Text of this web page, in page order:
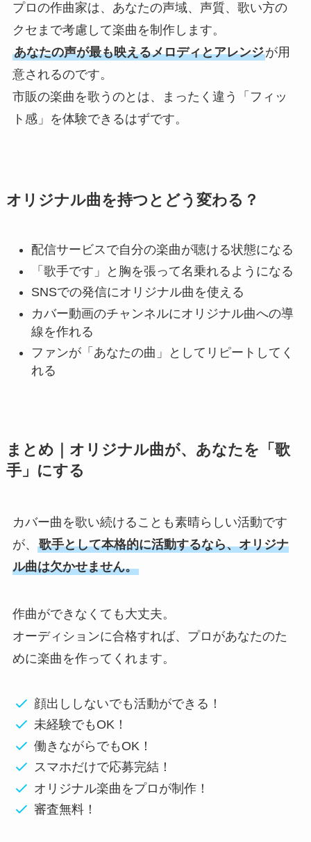
VIDEO
NEWS
CONTACT
プロの作曲家は、あなたの声域、声質、歌い方の
クセまで考慮して楽曲を制作します。
あなたの声が最も映えるメロディとアレンジが用
意されるのです。
市販の楽曲を歌うのとは、まったく違う「フィッ
ト感」を体験できるはずです。
オリジナル曲を持つとどう変わる？
配信サービスで自分の楽曲が聴ける状態になる
「歌手です」と胸を張って名乗れるようになる
SNSでの発信にオリジナル曲を使える
カバー動画のチャンネルにオリジナル曲への導
線を作れる
ファンが「あなたの曲」としてリピートしてく
れる
まとめ｜オリジナル曲が、あなたを「歌
手」にする
カバー曲を歌い続けることも素晴らしい活動です
が、 歌手として本格的に活動するなら、オリジナ
ル曲は欠かせません。
作曲ができなくても大丈夫。
オーディションに合格すれば、プロがあなたのた
めに楽曲を作ってくれます。
顔出ししないでも活動ができる！
未経験でもOK！
働きながらでもOK！
スマホだけで応募完結！
オリジナル楽曲をプロが制作！
審査無料！